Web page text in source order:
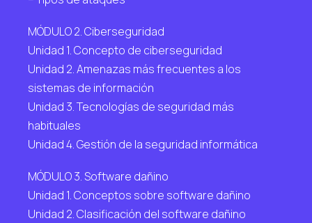
MÓDULO 2. Ciberseguridad
Unidad 1. Concepto de ciberseguridad
Unidad 2. Amenazas más frecuentes a los
sistemas de información
Unidad 3. Tecnologías de seguridad más
habituales
Unidad 4. Gestión de la seguridad informática
MÓDULO 3. Software dañino
Unidad 1. Conceptos sobre software dañino
Unidad 2. Clasificación del software dañino